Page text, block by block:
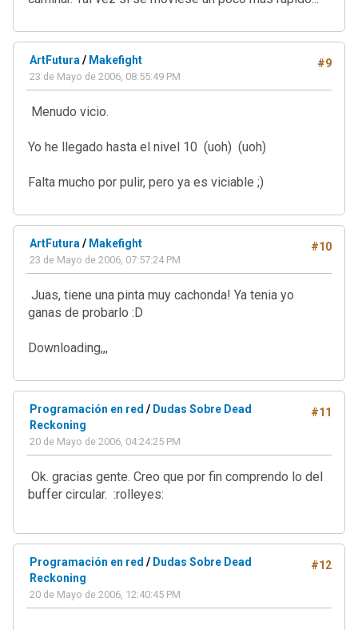
#9
ArtFutura / Makefight
23 de Mayo de 2006, 08:55:49 PM
Menudo vicio.
Yo he llegado hasta el nivel 10 (uoh) (uoh)
Falta mucho por pulir, pero ya es viciable ;)
#10
ArtFutura / Makefight
23 de Mayo de 2006, 07:57:24 PM
Juas, tiene una pinta muy cachonda! Ya tenia yo
ganas de probarlo :D
Downloading,,,
#11
Programación en red / Dudas Sobre Dead
Reckoning
20 de Mayo de 2006, 04:24:25 PM
Ok. gracias gente. Creo que por fin comprendo lo del
buffer circular. :rolleyes:
#12
Programación en red / Dudas Sobre Dead
Reckoning
20 de Mayo de 2006, 12:40:45 PM